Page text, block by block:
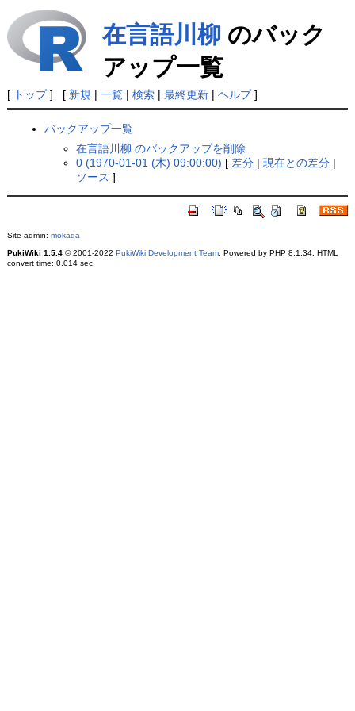
在言語川柳 のバック
アップ一覧
[ トップ] [ 新規 | 一覧| 検索| 最終更新| ヘルプ]
バックアップ一覧
在言語川柳 のバックアップを削除
0 (1970-01-01 (木) 09:00:00) [ 差分 |現在との差分 |
ソース ]
Site admin: mokada
PukiWiki 1.5.4© 2001-2022 PukiWiki Development Team. Powered by PHP 8.1.34. HTML
convert time: 0.014 sec.